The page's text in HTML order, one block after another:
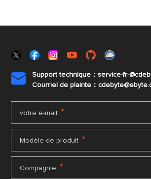

Support technique：service-fr-
Courriel de plainte：cdebyte
votre e-mail *
Modèle de produit *
Compagnie *